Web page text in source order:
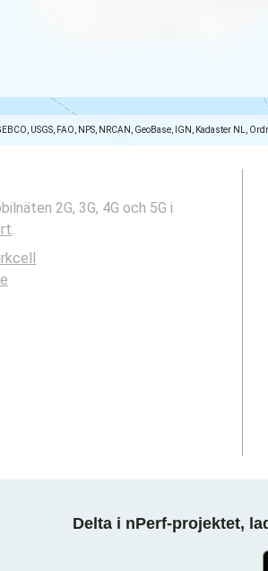
USGS, FAO, NPS, NRCAN, GeoBase, IGN, Kadaster NL,
2G, 3G, 4G och 5G i
.
Delta i nPerf-projektet,